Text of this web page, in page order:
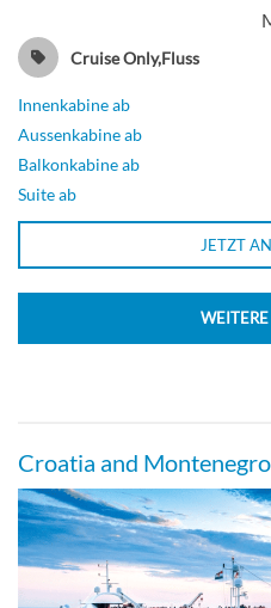
Cruise Only,Fluss
Innenkabine ab
Aussenkabine ab
Balkonkabine ab
Suite ab
JETZT
Croatia and Montenegro